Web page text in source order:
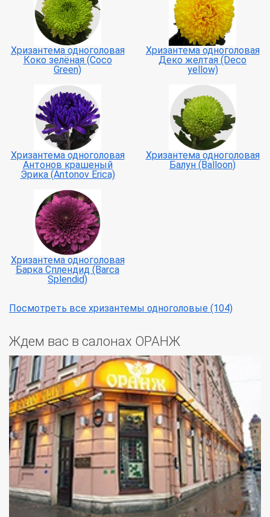
Хризантема одноголовая
Коко зелёная (Coco
Green)
Хризантема одноголовая
Деко желтая (Deco
yellow)
Хризантема одноголовая
Антонов крашеный
Эрика (Antonov Erica)
Хризантема одноголовая
Балун (Balloon)
Хризантема одноголовая
Барка Сплендид (Barca
Splendid)
Посмотреть все хризантемы одноголовые (104)
Ждем вас в салонах ОРАНЖ